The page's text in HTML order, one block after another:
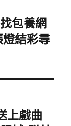
包養網
燈結彩尋
上戲曲